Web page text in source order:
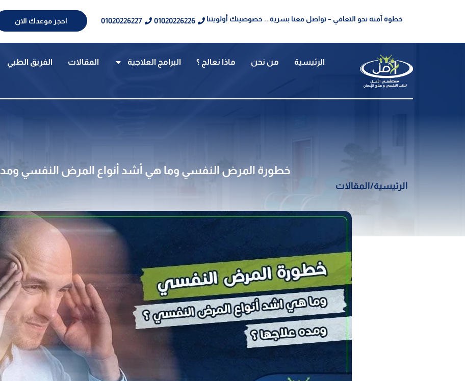
خطوة آمنة نحو التعافي – تواصل معنا بسرية .. خصوصيتك أولويتنا 01020226226
01020226227 احجز موعدك الان
الرئيسية من نحن ماذا نعالج ؟ البرامج العلاجية المقالات الفريق الطبي
خطورة المرض النفسي وما هي أشد أنواع المرض النفسي
الرئيسية/المقالات